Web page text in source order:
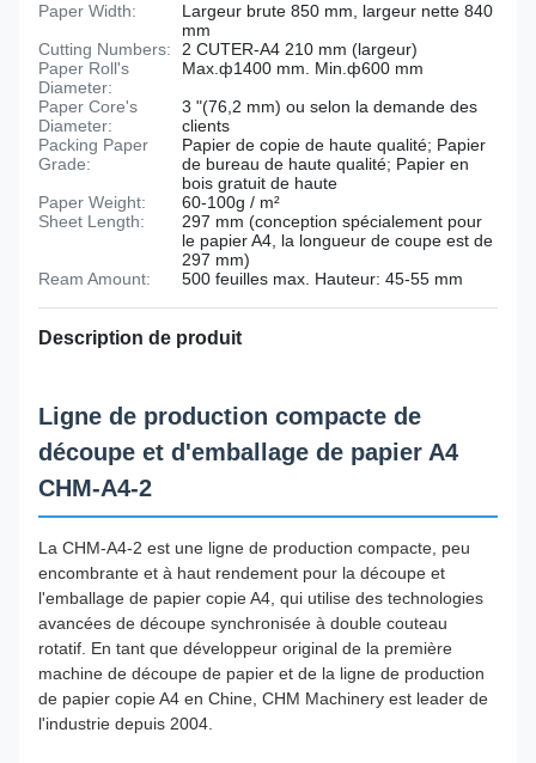
Paper Width:
Largeur brute 850 mm, largeur nette 840
mm
Cutting Numbers:
2 CUTER-A4 210 mm (largeur)
Paper Roll's
Diameter:
Max.ф1400 mm. Min.ф600 mm
Paper Core's
Diameter:
3 "(76,2 mm) ou selon la demande des
clients
Packing Paper
Grade:
Papier de copie de haute qualité; Papier
de bureau de haute qualité; Papier en
bois gratuit de haute
Paper Weight:
60-100g / m²
Sheet Length:
297 mm (conception spécialement pour
le papier A4, la longueur de coupe est de
297 mm)
Ream Amount:
500 feuilles max. Hauteur: 45-55 mm
Description de produit
Ligne de production compacte de
découpe et d'emballage de papier A4
CHM-A4-2
La CHM-A4-2 est une ligne de production compacte, peu
encombrante et à haut rendement pour la découpe et
l'emballage de papier copie A4, qui utilise des technologies
avancées de découpe synchronisée à double couteau
rotatif. En tant que développeur original de la première
machine de découpe de papier et de la ligne de production
de papier copie A4 en Chine, CHM Machinery est leader de
l'industrie depuis 2004.